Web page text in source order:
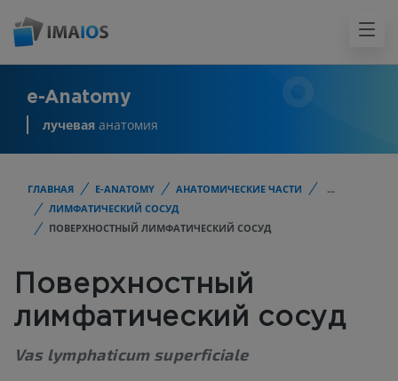
e-Anatomy
лучевая анатомия
ГЛАВНАЯ E-ANATOMY АНАТОМИЧЕСКИЕ ЧАСТИ
...
ЛИМФАТИЧЕСКИЙ СОСУД
ПОВЕРХНОСТНЫЙ ЛИМФАТИЧЕСКИЙ СОСУД
Поверхностный
лимфатический сосуд
Vas lymphaticum superficiale